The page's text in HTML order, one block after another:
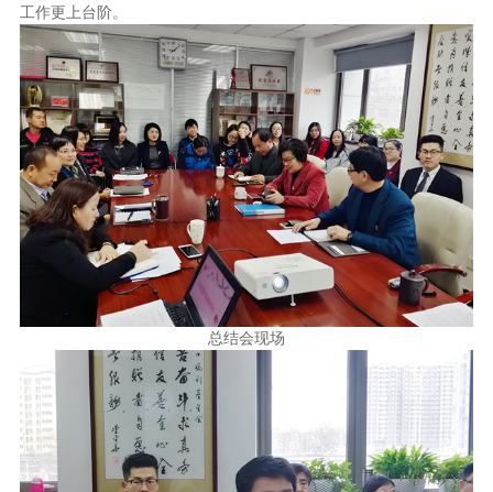
工作更上台阶。
总结会现场